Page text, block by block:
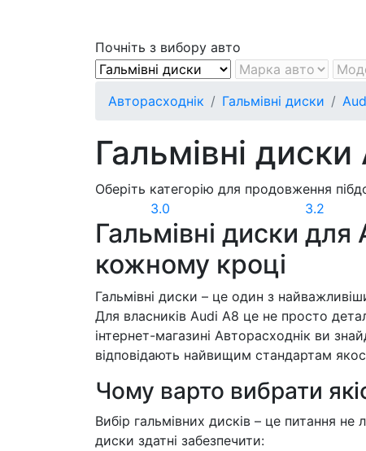
Почніть з вибору авто
Авторасходнік
Гальмівні диски
Гальмівні
Оберіть категорію для продовження
3.0
3.2
Гальмівні диски
кожному кроці
Гальмівні диски – це один з
Для власників Audi A8 це не просто
інтернет-магазині Авторасходнік ви
відповідають найвищим стандартам
Чому варто вибрати
Вибір гальмівних дисків – це питання не
диски здатні забезпечити: